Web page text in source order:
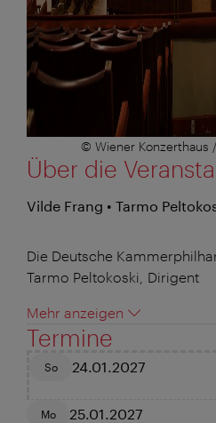
© Wiener Konzerthaus
Über die
Vilde Frang • Tarmo
Die Deutsche
Tarmo Peltokoski, Dirigent
Mehr anzeigen
Termine
So 24.01.2027
Mo 25.01.2027